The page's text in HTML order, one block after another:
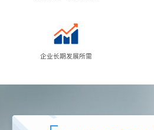
企业长期发展所需